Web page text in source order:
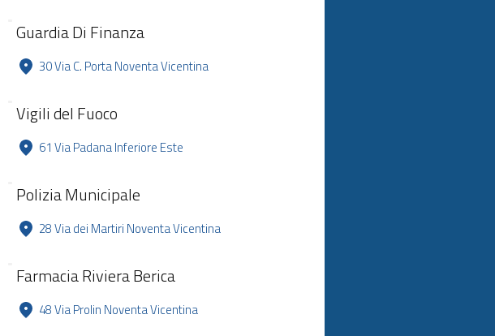
Guardia Di Finanza
30 Via C. Porta Noventa Vicentina
Vigili del Fuoco
61 Via Padana Inferiore Este
Polizia Municipale
28 Via dei Martiri Noventa Vicentina
Farmacia Riviera Berica
48 Via Prolin Noventa Vicentina